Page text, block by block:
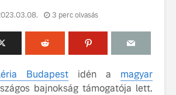
3 perc olvasás
Budapest idén a magyar
bajnokság támogatója lett.